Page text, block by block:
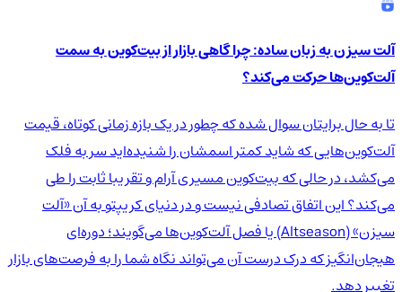
آلت سیزن به زبان ساده: چرا گاهی بازار از بیت‌کوین به سمت
آلت‌کوین‌ها حرکت می‌کند؟
تا به حال برایتان سوال شده که چطور در یک بازه زمانی کوتاه، قیمت
آلت‌کوین‌هایی که شاید کمتر اسمشان را شنیده‌اید سر به فلک
می‌کشد، در حالی که بیت‌کوین مسیری آرام و تقریبا ثابت را طی
می‌کند؟ این اتفاق تصادفی نیست و در دنیای کریپتو به آن «آلت
سیزن» (Altseason) یا فصل آلت‌کوین‌ها می‌گویند؛ دوره‌ای
هیجان‌انگیز که درک درست آن می‌تواند نگاه شما را به فرصت‌های بازار
تغییر دهد.